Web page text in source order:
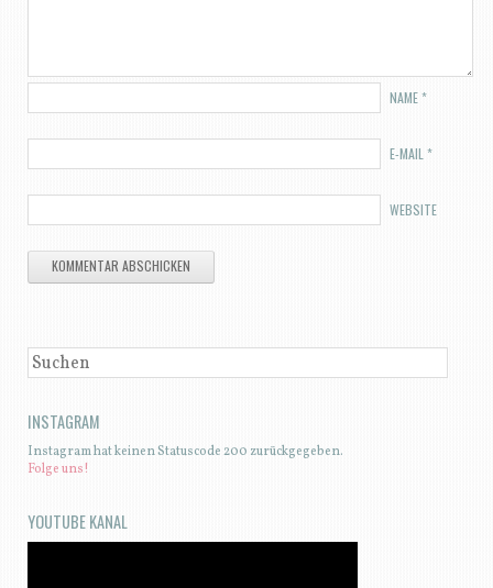
NAME*
E-MAIL *
WEBSITE
SUCHEN
INSTAGRAM
Instagram hat keinen Statuscode 200 zurückgegeben.
Folge uns!
YOUTUBE KANAL